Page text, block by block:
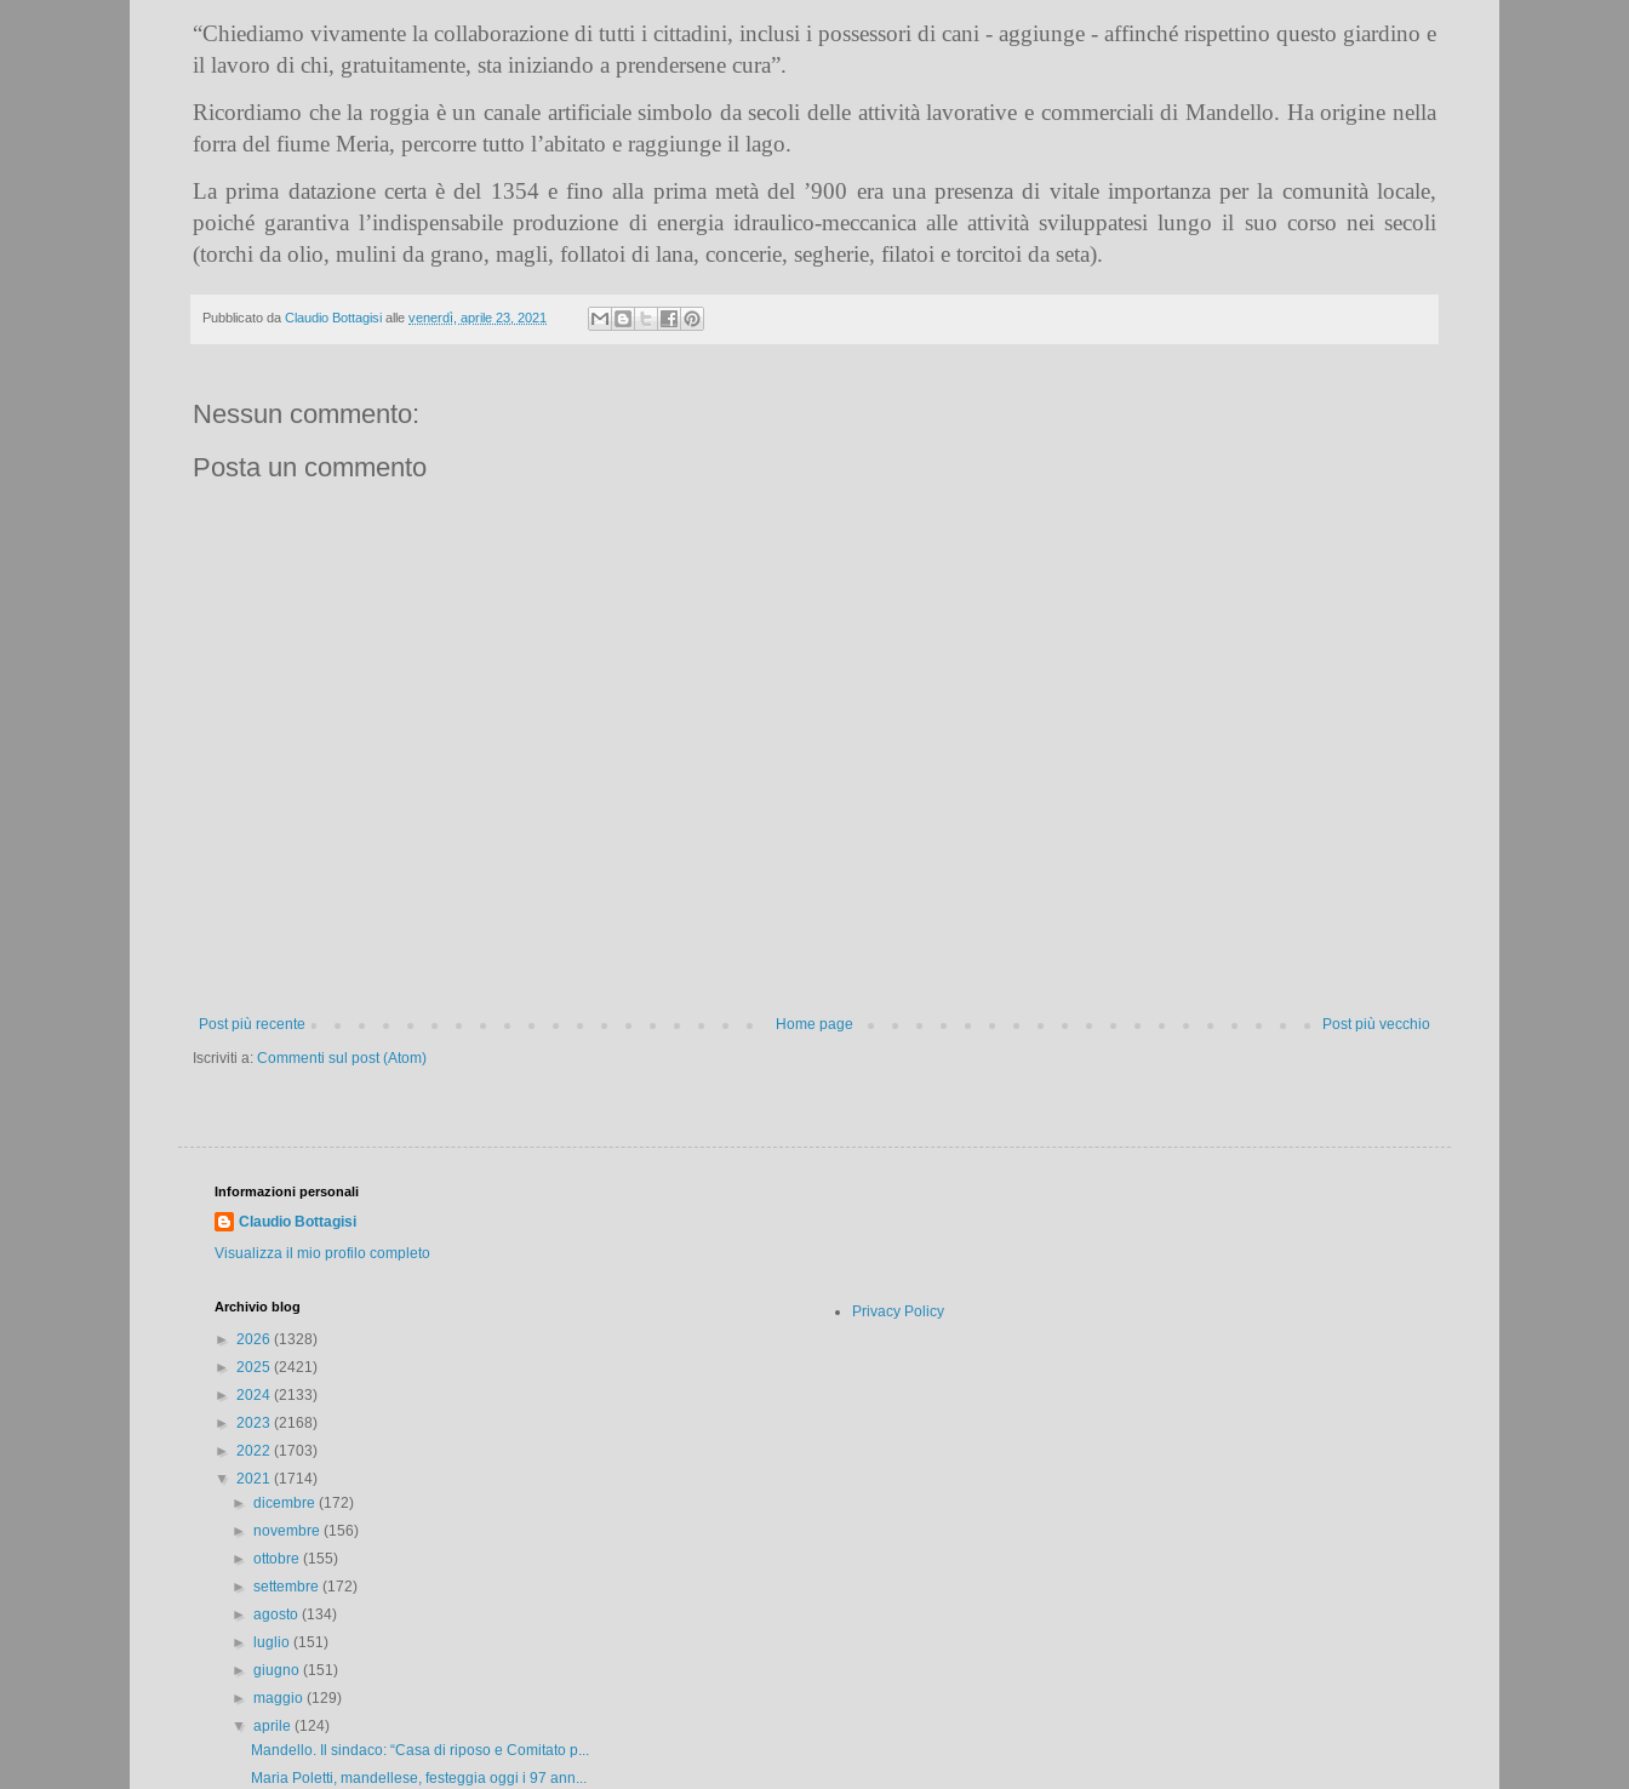
“Chiediamo vivamente la collaborazione di tutti i cittadini, inclusi i possessori di cani - aggiunge - affinché rispettino questo giardino e
il lavoro di chi, gratuitamente, sta iniziando a prendersene cura”.
Ricordiamo che la roggia è un canale artificiale simbolo da secoli delle attività lavorative e commerciali di Mandello. Ha origine nella
forra del fiume Meria, percorre tutto l’abitato e raggiunge il lago.
La prima datazione certa è del 1354 e fino alla prima metà del ’900 era una presenza di vitale importanza per la comunità locale,
poiché garantiva l’indispensabile produzione di energia idraulico-meccanica alle attività sviluppatesi lungo il suo corso nei secoli
(torchi da olio, mulini da grano, magli, follatoi di lana, concerie, segherie, filatoi e torcitoi da seta).
Pubblicato da Claudio Bottagisi alle venerdì, aprile 23, 2021
Nessun commento:
Posta un commento
Post più recente Post più vecchio
Home page
Iscriviti a: Commenti sul post (Atom)
Informazioni personali
Claudio Bottagisi
Visualizza il mio profilo completo
Archivio blog
► 2026 (1328)
► 2025 (2421)
► 2024 (2133)
► 2023 (2168)
► 2022 (1703)
▼ 2021 (1714)
►dicembre(172)
►novembre(156)
►ottobre(155)
►settembre(172)
►agosto(134)
►
luglio(151)
►giugno(151)
►maggio(129)
▼aprile(124)
Mandello. Il sindaco: “Casa di riposo e Comitato p...
Maria Poletti, mandellese, festeggia oggi i 97 ann...
Privacy Policy